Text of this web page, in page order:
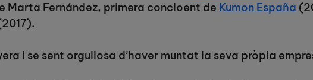
Marta Fernández, primera concloent de Kumon España
i se sent orgullosa d’haver muntat la seva pròpia